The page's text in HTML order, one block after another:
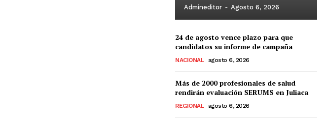
Admineditor - Agosto 6, 2026
24 de agosto vence plazo para que
candidatos su informe de campaña
NACIONAL agosto 6, 2026
Más de 2000 profesionales de salud
rendirán evaluación SERUMS en Juliaca
REGIONAL agosto 6, 2026